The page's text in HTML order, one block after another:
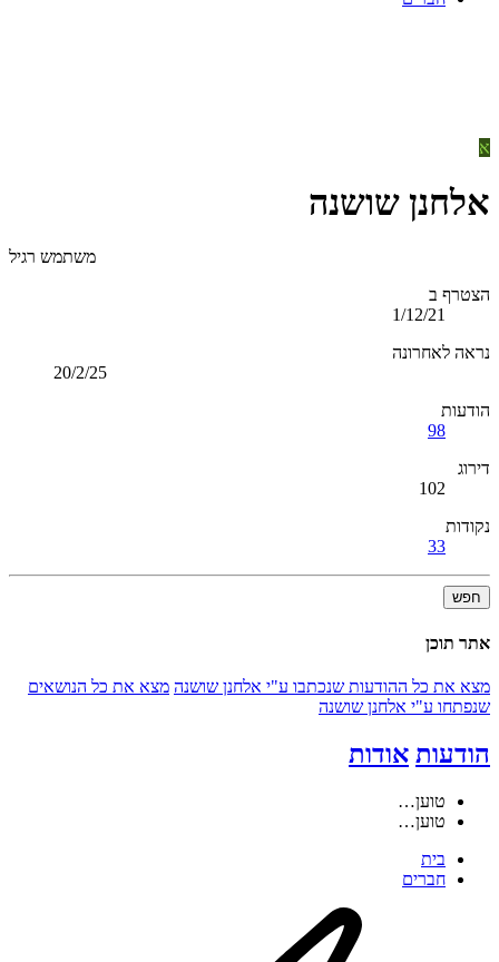
א
אלחנן שושנה
משתמש רגיל
הצטרף ב
1/12/21
נראה לאחרונה
20/2/25
הודעות
98
דירוג
102
נקודות
33
חפש
אתר תוכן
מצא את כל ההודעות שנכתבו ע"י אלחנן שושנה מצא את כל הנושאים
שנפתחו ע"י אלחנן שושנה
הודעות אודות
טוען…
טוען…
בית
חברים